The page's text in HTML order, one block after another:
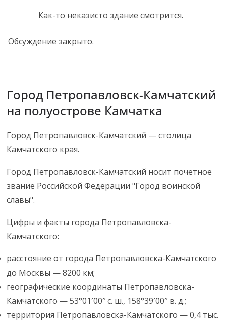
Как-то неказисто здание смотрится.
Обсуждение закрыто.
Город Петропавловск-Камчатский
на полуострове Камчатка
Город Петропавловск-Камчатский — столица
Камчатского края.
Город Петропавловск-Камчатский носит почетное
звание Российской Федерации "Город воинской
славы".
Цифры и факты города Петропавловска-
Камчатского:
расстояние от города Петропавловска-Камчатского
до Москвы — 8200 км;
географические координаты Петропавловска-
Камчатского — 53°01′00″ с. ш., 158°39′00″ в. д.;
территория Петропавловска-Камчатского — 0,4 тыс.